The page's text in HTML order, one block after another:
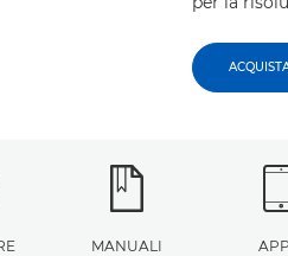
MANUALI